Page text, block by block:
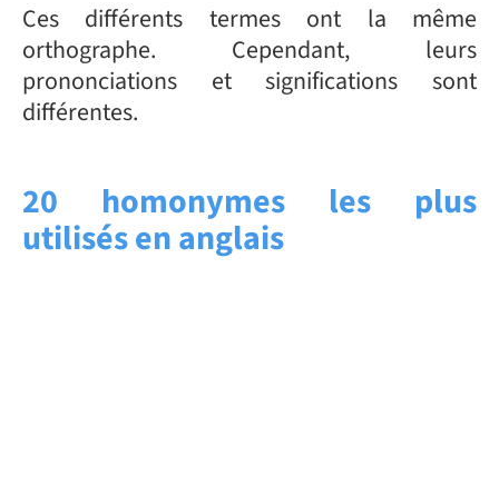
Ces différents termes ont la même
orthographe. Cependant, leurs
prononciations et significations sont
différentes.
20 homonymes les plus
utilisés en anglais